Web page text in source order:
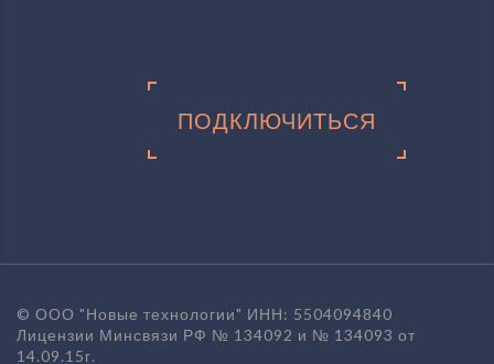
ПОДКЛЮЧИТЬСЯ
© ООО "Новые технологии" ИНН: 5504094840
Лицензии Минсвязи РФ № 134092 и № 134093 от
14.09.15г.